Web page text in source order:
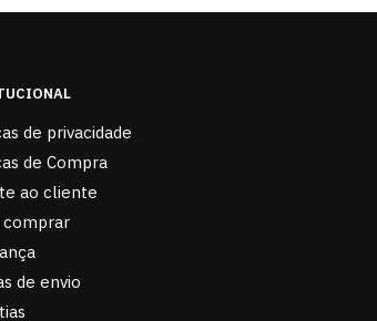
de privacidade
de Compra
ao cliente
comprar
de envio